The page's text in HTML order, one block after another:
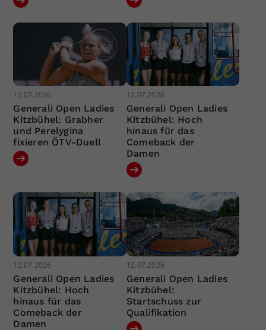
13.07.2026
Generali Open Ladies
Kitzbühel: Grabher
und Perelygina
fixieren ÖTV-Duell
12.07.2026
Generali Open Ladies
Kitzbühel: Hoch
hinaus für das
Comeback der
Damen
12.07.2026
Generali Open Ladies
Kitzbühel: Hoch
hinaus für das
Comeback der
Damen
12.07.2026
Generali Open Ladies
Kitzbühel:
Startschuss zur
Qualifikation